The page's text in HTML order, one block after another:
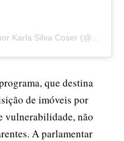
que destina
de imóveis por
vulnerabilidade, não
A parlamentar